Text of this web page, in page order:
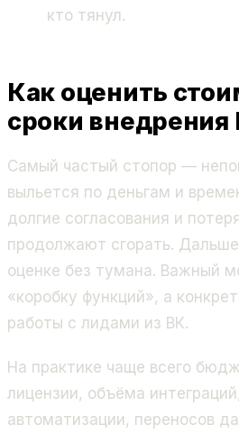
кто тянул.
Как оценить
сроки внедрения
Самый частый стопор —
выльется по деньгам и
долгие согласования и
продолжают сгорать.
оценке без тумана. Важный
«коробку функций», а
работы с лидами из ВК.
На практике чаще всего
лицензии, объёма
автоматизации, переносов